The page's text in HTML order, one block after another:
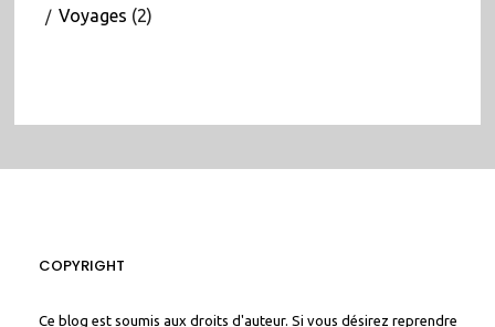
Voyages (2)
COPYRIGHT
Ce blog est soumis aux droits d'auteur. Si vous désirez reprendre